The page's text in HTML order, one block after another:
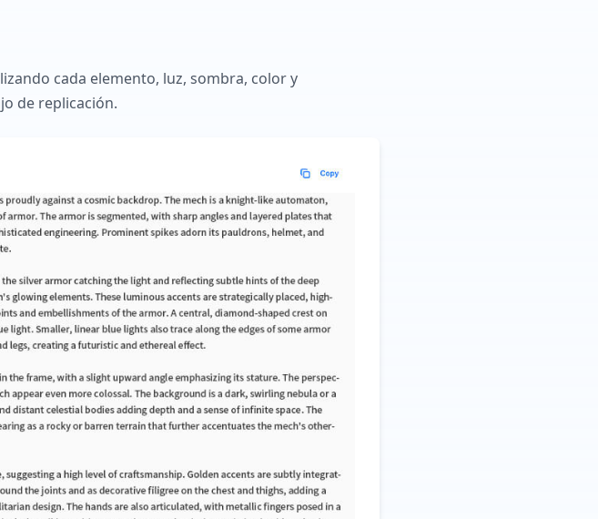
cada elemento, luz, sombra, color y
de replicación.